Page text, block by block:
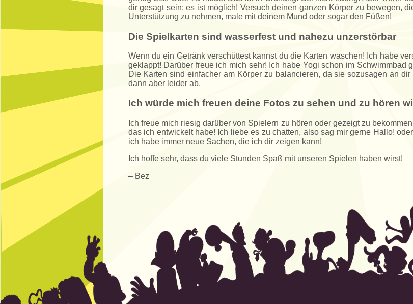
dir gesagt sein: es ist möglich! Versuch deinen ganzen Körper zu bewegen,
Unterstützung zu nehmen, male mit deinem Mund oder sogar den Füßen!
Die Spielkarten sind wasserfest und nahezu unzerstörbar
Wenn du ein Getränk verschüttest kannst du die Karten waschen! Ich habe
geklappt! Darüber freue ich mich sehr! Ich habe Yogi schon im Schwimmbad
Die Karten sind einfacher am Körper zu balancieren, da sie sozusagen an
dann aber leider ab.
Ich würde mich freuen deine Fotos zu sehen und zu hören
Ich freue mich riesig darüber von Spielern zu hören oder gezeigt zu
das ich entwickelt habe! Ich liebe es zu chatten, also sag mir gerne Hallo!
ich habe immer neue Sachen, die ich dir zeigen kann!
Ich hoffe sehr, dass du viele Stunden Spaß mit unseren Spielen haben wirst!
– Bez